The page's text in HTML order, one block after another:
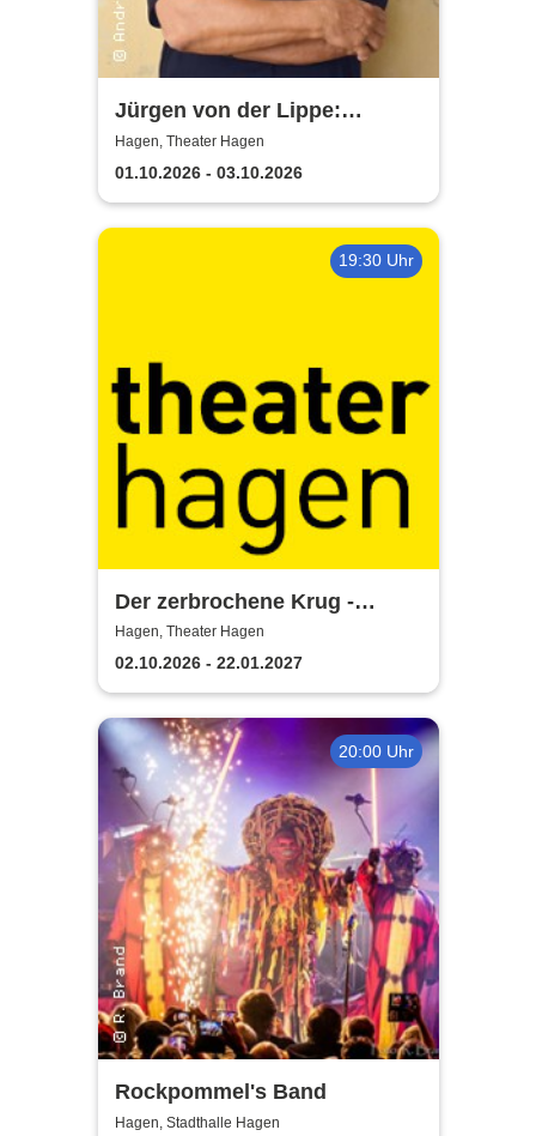
Jürgen von der Lippe:
Sextextsextett - Comedy-
Lesung
Hagen, Theater Hagen
01.10.2026 - 03.10.2026
19:30 Uhr
Der zerbrochene Krug -
Theater Hagen
Hagen, Theater Hagen
02.10.2026 - 22.01.2027
20:00 Uhr
Rockpommel's Band
Hagen, Stadthalle Hagen